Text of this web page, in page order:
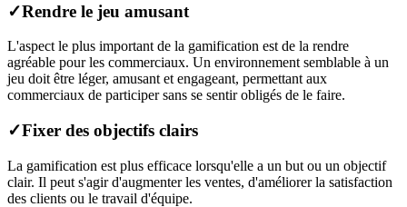
✓Rendre le jeu amusant
L'aspect le plus important de la gamification est de la rendre
agréable pour les commerciaux. Un environnement semblable à un
jeu doit être léger, amusant et engageant, permettant aux
commerciaux de participer sans se sentir obligés de le faire.
✓Fixer des objectifs clairs
La gamification est plus efficace lorsqu'elle a un but ou un objectif
clair. Il peut s'agir d'augmenter les ventes, d'améliorer la satisfaction
des clients ou le travail d'équipe.